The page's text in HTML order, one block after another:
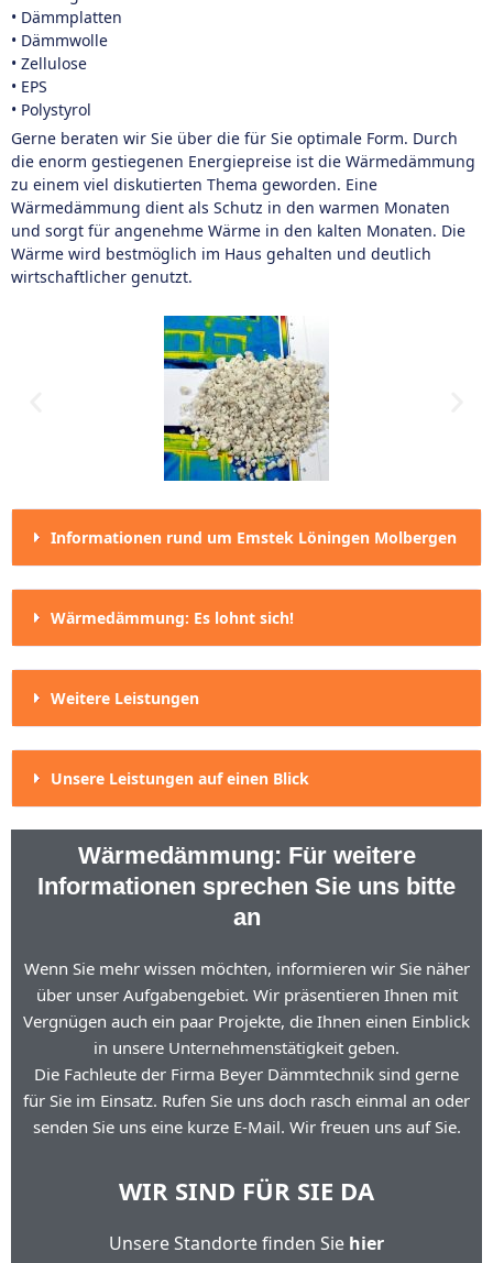
• Dämmplatten
• Dämmwolle
• Zellulose
• EPS
• Polystyrol
Gerne beraten wir Sie über die für Sie optimale Form. Durch
die enorm gestiegenen Energiepreise ist die Wärmedämmung
zu einem viel diskutierten Thema geworden. Eine
Wärmedämmung dient als Schutz in den warmen Monaten
und sorgt für angenehme Wärme in den kalten Monaten. Die
Wärme wird bestmöglich im Haus gehalten und deutlich
wirtschaftlicher genutzt.
Informationen rund um Emstek Löningen Molbergen
Wärmedämmung: Es lohnt sich!
Weitere Leistungen
Unsere Leistungen auf einen Blick
Wärmedämmung: Für weitere
Informationen sprechen Sie uns bitte
an
Wenn Sie mehr wissen möchten, informieren wir Sie näher
über unser Aufgabengebiet. Wir präsentieren Ihnen mit
Vergnügen auch ein paar Projekte, die Ihnen einen Einblick
in unsere Unternehmenstätigkeit geben.
Die Fachleute der Firma Beyer Dämmtechnik sind gerne
für Sie im Einsatz. Rufen Sie uns doch rasch einmal an oder
senden Sie uns eine kurze E-Mail. Wir freuen uns auf Sie.
WIR SIND FÜR SIE DA
Unsere Standorte finden Sie hier